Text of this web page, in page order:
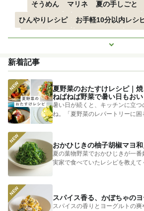
そうめん マリネ 夏の手しごと
ひんやりレシピ
お手軽10分以内レシ
空心菜
枝豆 すずかぼちゃ つる
もっと見る
新着記事
夏野菜のおたすけレシピ｜
ねばねば野菜で暑い日もお
暑い日が続くと、キッチンに立つ
ね。「夏野菜のレパートリーに
します。 そ...
おかひじきの柚子胡椒マヨ和
夏の葉物野菜でおかひじきが一番
実家で食べていたレシピを教え
スパイス香る、かぼちゃの
スパイスの香りとヨーグルトの爽